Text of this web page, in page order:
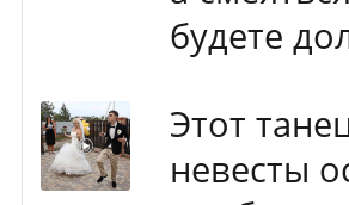
будете
Этот
невесты